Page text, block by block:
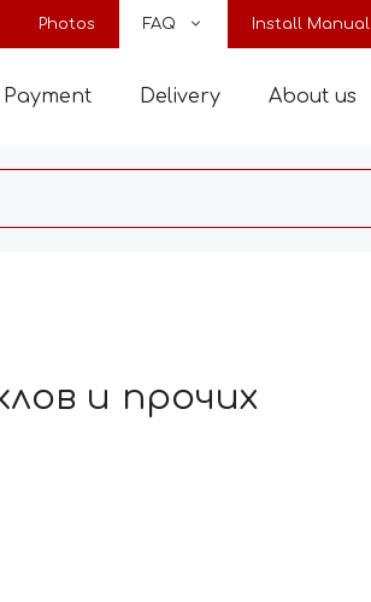
Photos FAQ Install Manual
Payment Delivery About us
и прочих